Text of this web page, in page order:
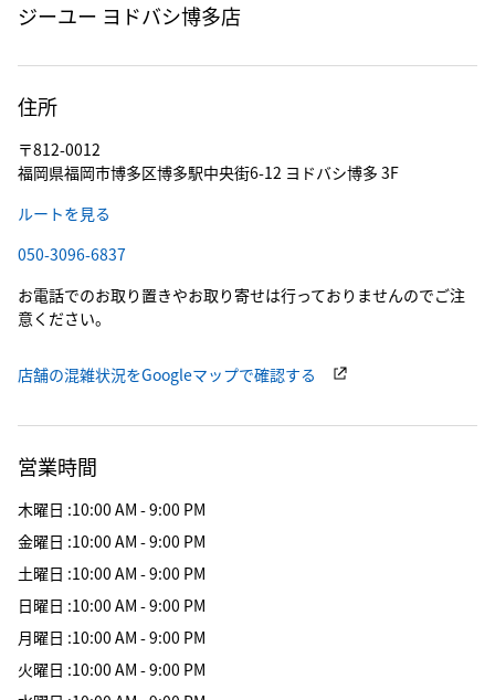
ジーユー ヨドバシ博多店
住所
〒812-0012
福岡県福岡市博多区博多駅中央街6-12 ヨドバシ博多 3F
ルートを見る
050-3096-6837
お電話でのお取り置きやお取り寄せは行っておりませんのでご注
意ください。
店舗の混雑状況をGoogleマップで確認する
営業時間
木曜日 :10:00 AM - 9:00 PM
金曜日 :10:00 AM - 9:00 PM
土曜日 :10:00 AM - 9:00 PM
日曜日 :10:00 AM - 9:00 PM
月曜日 :10:00 AM - 9:00 PM
火曜日 :10:00 AM - 9:00 PM